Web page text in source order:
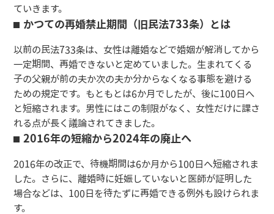
ていきます。
かつての再婚禁止期間（旧民法733条）とは
以前の民法733条は、女性は離婚などで婚姻が解消してから
一定期間、再婚できないと定めていました。生まれてくる
子の父親が前の夫か次の夫か分からなくなる事態を避ける
ための規定です。もともとは6か月でしたが、後に100日へ
と短縮されます。男性にはこの制限がなく、女性だけに課さ
れる点が長く議論されてきました。
2016年の短縮から2024年の廃止へ
2016年の改正で、待機期間は6か月から100日へ短縮されま
した。さらに、離婚時に妊娠していないと医師が証明した
場合などは、100日を待たずに再婚できる例外も設けられま
す。